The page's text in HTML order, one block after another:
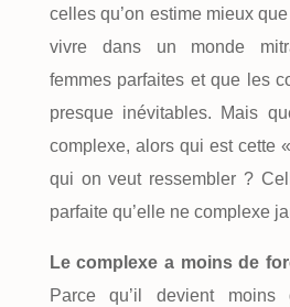
celles qu’on estime mieux
vivre dans un monde
femmes parfaites et que les
presque inévitables. Mais
complexe, alors qui est cette
qui on veut ressembler ?
parfaite qu’elle ne complexe
Le complexe a moins de
Parce qu’il devient